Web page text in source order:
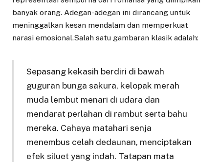
banyak orang. Adegan-adegan ini dirancang untuk
meninggalkan kesan mendalam dan memperkuat
narasi emosional.Salah satu gambaran klasik adalah:
Sepasang kekasih berdiri di bawah
guguran bunga sakura, kelopak merah
muda lembut menari di udara dan
mendarat perlahan di rambut serta bahu
mereka. Cahaya matahari senja
menembus celah dedaunan, menciptakan
efek siluet yang indah. Tatapan mata